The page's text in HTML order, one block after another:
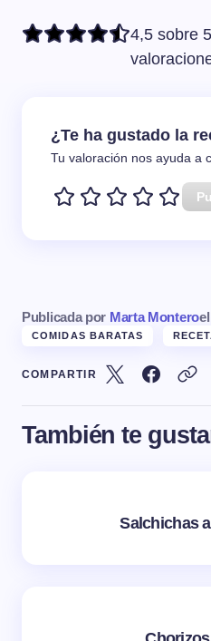
4,5 sobre
¿Te ha gustado la
Tu valoración nos ayuda a
Publicada por Marta Monteroel
COMIDAS BARATAS
COMPARTIR
También te
Salchichas